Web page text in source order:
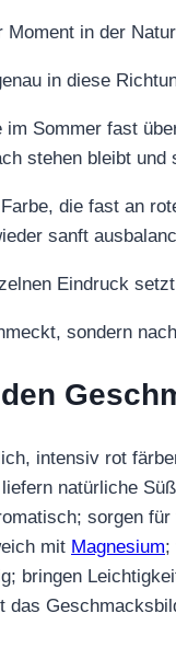
in der
in diese
Sommer fast
stehen bleibt und
die fast an
sanft
Eindruck
sondern
intensiv rot
natürliche
sorgen
mit Magnesium;
bringen
das